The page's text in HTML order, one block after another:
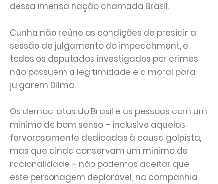
dessa imensa nação chamada Brasil.
Cunha não reúne as condições de presidir a
sessão de julgamento do impeachment, e
todos os deputados investigados por crimes
não possuem a legitimidade e a moral para
julgarem Dilma.
Os democratas do Brasil e as pessoas com um
mínimo de bom senso – inclusive aquelas
fervorosamente dedicadas à causa golpista,
mas que ainda conservam um mínimo de
racionalidade – não podemos aceitar que
este personagem deplorável, na companhia